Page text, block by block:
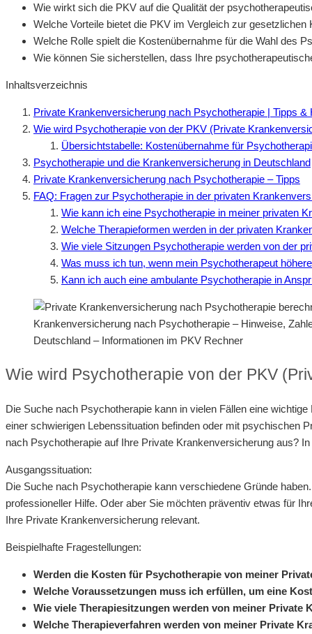
Wie wirkt sich die PKV auf die Qualität der
Welche Vorteile bietet die PKV im Vergleich zur
Welche Rolle spielt die Kostenübernahme für die Wahl des
Wie können Sie sicherstellen, dass Ihre
Inhaltsverzeichnis
Private Krankenversicherung nach Psychotherapie | Tipps &
Wie wird Psychotherapie von der PKV (Private
Übersichtstabelle: Kostenübernahme für
Psychotherapie und die Krankenversicherung in Deutschland
Private Krankenversicherung nach Psychotherapie – Tipps
FAQ: Fragen zur Psychotherapie in der privaten
Wie kann ich eine Psychotherapie in meiner privaten
Welche Therapieformen werden in der privaten
Wie viele Sitzungen Psychotherapie werden von der
Was muss ich tun, wenn mein Psychotherapeut
Kann ich auch eine ambulante Psychotherapie in
Krankenversicherung nach Psychotherapie – Hinweise,
Deutschland – Informationen im PKV Rechner
Wie wird Psychotherapie von der PKV
Die Suche nach Psychotherapie kann in vielen Fällen eine
einer schwierigen Lebenssituation befinden oder mit psychischen
nach Psychotherapie auf Ihre Private Krankenversicherung aus?
Ausgangssituation:
Die Suche nach Psychotherapie kann verschiedene Gründe
professioneller Hilfe. Oder aber Sie möchten präventiv etwas für
Ihre Private Krankenversicherung relevant.
Beispielhafte Fragestellungen:
Werden die Kosten für Psychotherapie von meiner
Welche Voraussetzungen muss ich erfüllen, um eine
Wie viele Therapiesitzungen werden von meiner Private
Welche Therapieverfahren werden von meiner Private